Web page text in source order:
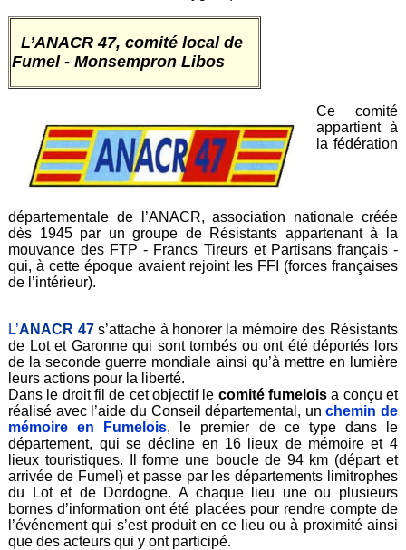
L’ANACR 47, comité local de
Fumel - Monsempron Libos
Ce comité
appartient à
la fédération
départementale de l’ANACR, association nationale créée
dès 1945 par un groupe de Résistants appartenant à la
mouvance des FTP - Francs Tireurs et Partisans français -
qui, à cette époque avaient rejoint les FFI (forces françaises
de l’intérieur).
L’ANACR 47s’attache à honorer la mémoire des Résistants
de Lot et Garonne qui sont tombés ou ont été déportés lors
de la seconde guerre mondiale ainsi qu’à mettre en lumière
leurs actions pour la liberté.
Dans le droit fil de cet objectif le comité fumeloisa conçu et
réalisé avec l’aide du Conseil départemental, un chemin de
mémoire en Fumelois, le premier de ce type dans le
département, qui se décline en 16 lieux de mémoire et 4
lieux touristiques. Il forme une boucle de 94 km (départ et
arrivée de Fumel) et passe par les départements limitrophes
du Lot et de Dordogne. A chaque lieu une ou plusieurs
bornes d’information ont été placées pour rendre compte de
l’événement qui s’est produit en ce lieu ou à proximité ainsi
que des acteurs qui y ont participé.